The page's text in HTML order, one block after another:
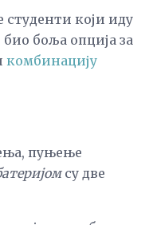
студенти који иду
боља опција за
комбинацију
пуњење
су две